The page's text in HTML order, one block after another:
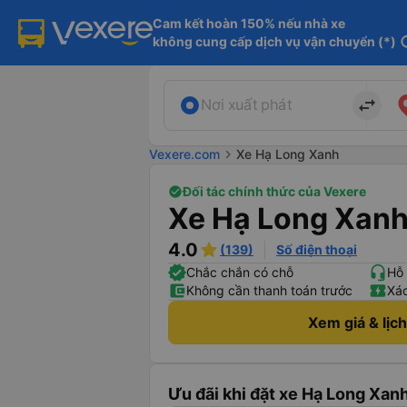
Cam kết hoàn 150% nếu nhà xe
không cung cấp dịch vụ vận chuyển (*)
Nơi xuất phát import_export
Vexere.com chevron_right Xe Hạ Long Xanh
Đối tác chính thức của Vexere
Xe Hạ Long
4.0 (139)
Số điện thoại
Chắc chắn có chỗ
Không cần thanh toán trước
Xem giá &
Ưu đãi khi đặt xe Hạ Long